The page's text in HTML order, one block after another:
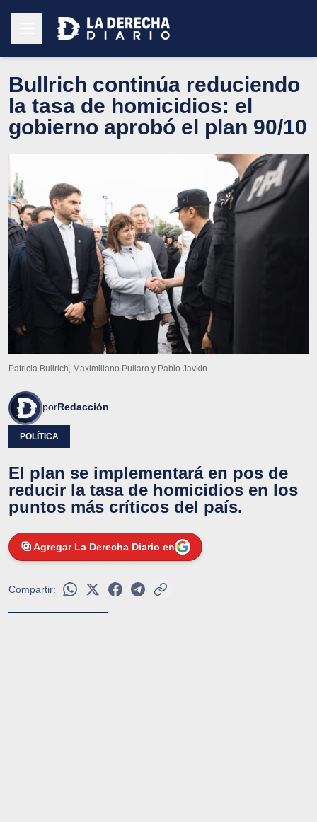
Bullrich continúa reduciendo
la tasa de homicidios: el
gobierno aprobó el plan 90/10
Patricia Bullrich, Maximiliano Pullaro y Pablo Javkin.
porRedacción
POLÍTICA
El plan se implementará en pos de
reducir la tasa de homicidios en los
puntos más críticos del país.
Agregar La Derecha Diario en
Compartir: